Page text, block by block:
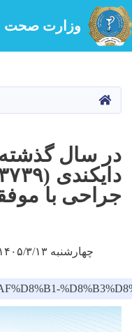
وزارت صحت
HOME
در سال گذشته
جراحی با
چهارشنبه ۱۴۰۵/۳/۱۳ - ۱۱:۴۶